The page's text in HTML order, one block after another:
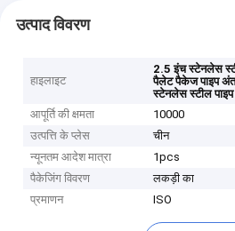
उत्पाद विवरण
हाइलाइट
2.5 इंच स्टेनलेस
पैलेट पैकेज पाइप अंत
स्टेनलेस स्टील
आपूर्ति की क्षमता
10000
उत्पत्ति के प्लेस
चीन
न्यूनतम आदेश मात्रा
1pcs
पैकेजिंग विवरण
लकड़ी का
प्रमाणन
ISO